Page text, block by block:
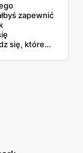
zapewnić
się, które